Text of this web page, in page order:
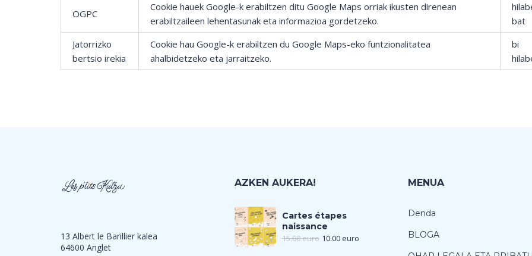
OGPC
Cookie hauek Google-k erabiltzen ditu Google Maps orriak ikusten direnean
erabiltzaileen lehentasunak eta informazioa gordetzeko.
bat
Jatorrizko
bertsio irekia
Cookie hau Google-k erabiltzen du Google Maps-eko funtzionalitatea
ahalbidetzeko eta jarraitzeko.
bi
13 Albert le Barillier kalea
64600 Anglet
AZKEN AUKERA!
Cartes étapes
naissance
15.00euro 10.00euro
MENUA
Denda
BLOGA